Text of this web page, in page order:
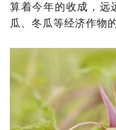
算着今年的收成，远
瓜、冬瓜等经济作物